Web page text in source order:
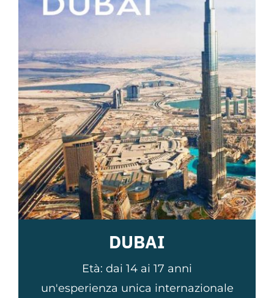
DUBAI
Età: dai 14 ai 17 anni
un'esperienza unica internazionale